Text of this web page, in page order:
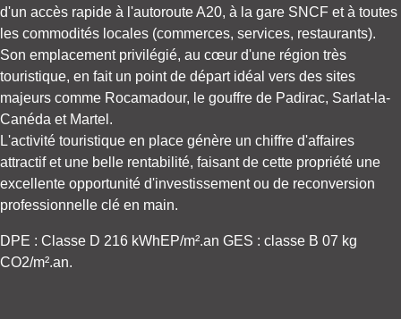
d'un accès rapide à l'autoroute A20, à la gare SNCF et à toutes
les commodités locales (commerces, services, restaurants).
Son emplacement privilégié, au cœur d'une région très
touristique, en fait un point de départ idéal vers des sites
majeurs comme Rocamadour, le gouffre de Padirac, Sarlat-la-
Canéda et Martel.
L'activité touristique en place génère un chiffre d'affaires
attractif et une belle rentabilité, faisant de cette propriété une
excellente opportunité d'investissement ou de reconversion
professionnelle clé en main.
DPE : Classe D 216 kWhEP/m².an GES : classe B 07 kg
CO2/m².an.